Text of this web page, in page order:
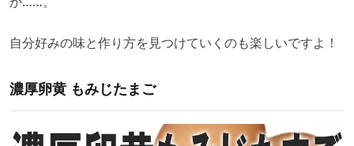
自分好みの味と作り方を見つけていくのも楽しいですよ！
濃厚卵黄 もみじたまご